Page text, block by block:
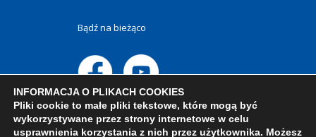
Bądź na bieżąco
INFORMACJA O PLIKACH COOKIES
Pliki cookie to małe pliki tekstowe, które mogą być
wykorzystywane przez strony internetowe w celu
usprawnienia korzystania z nich przez użytkownika. Możesz